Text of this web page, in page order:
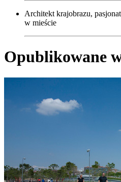
Architekt krajobrazu,
w mieście
Opublikowane